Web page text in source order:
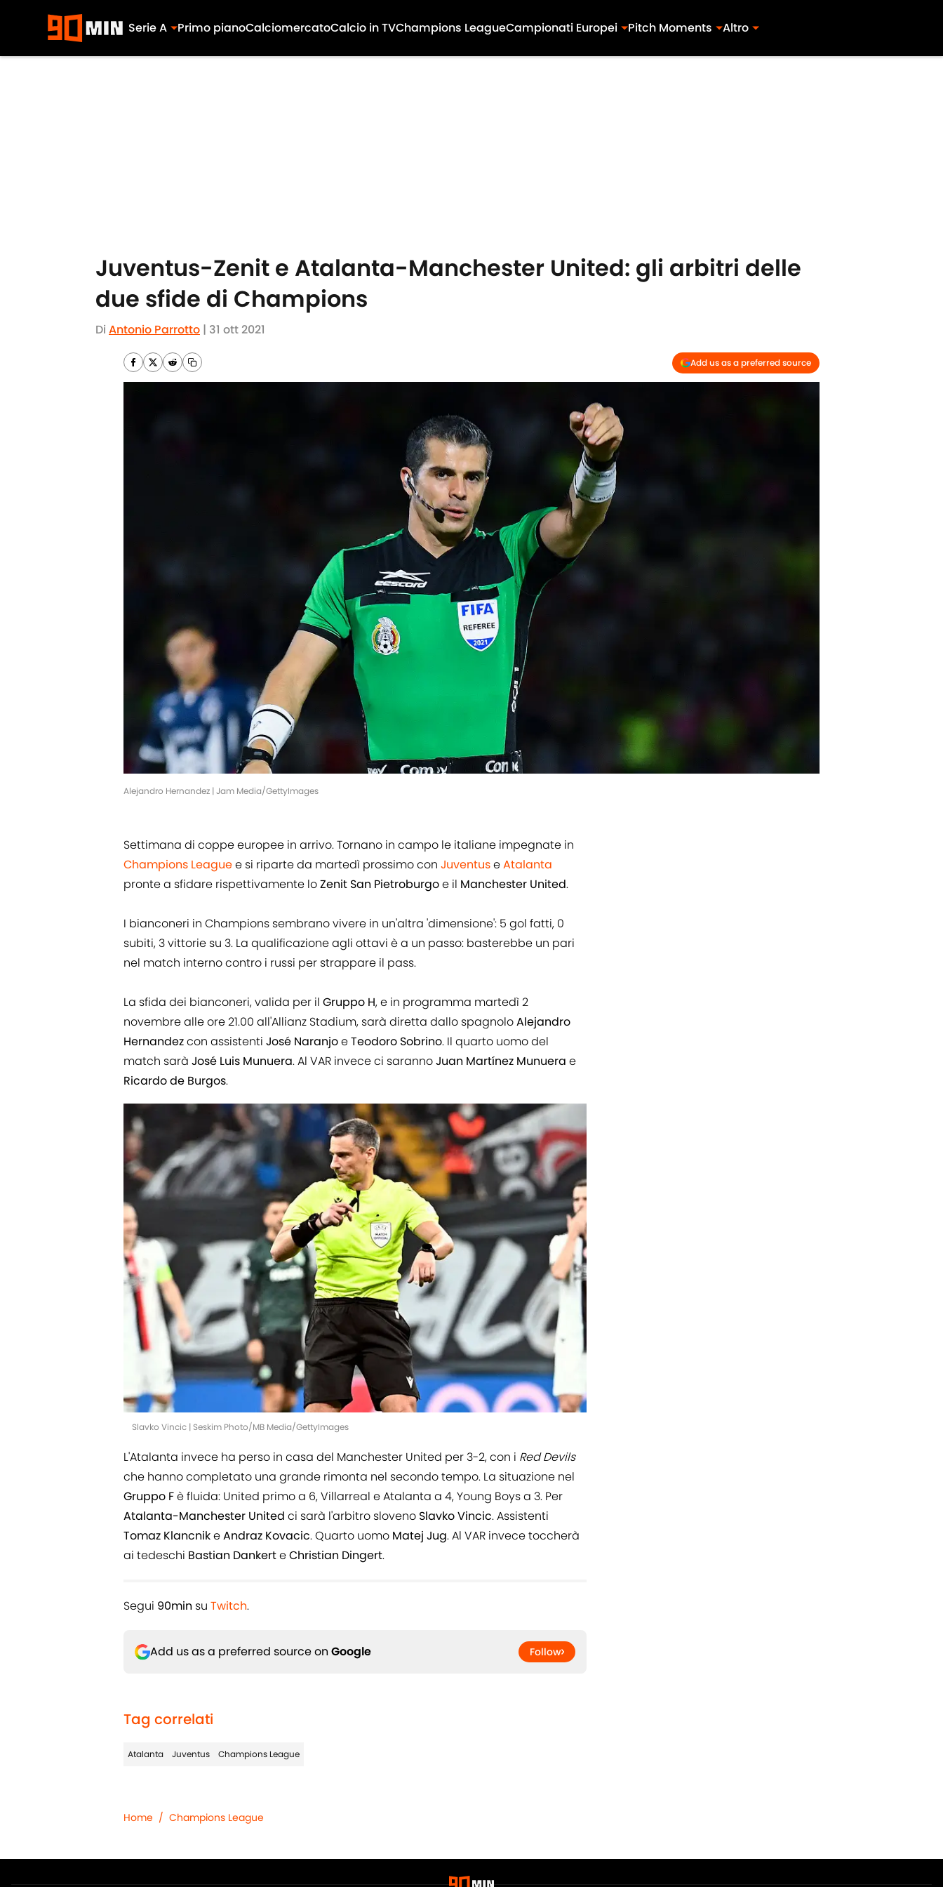
Serie A Primo pianoCalciomercatoCalcio in TVChampions LeagueCampionati Europei Pitch Moments Altro
Juventus-Zenit e Atalanta-Manchester United: gli arbitri delle
due sfide di Champions
Di Antonio Parrotto | 31 ott 2021
Add us as a preferred source
Alejandro Hernandez | Jam Media/GettyImages
Settimana di coppe europee in arrivo. Tornano in campo le italiane impegnate in
Champions Leaguee si riparte da martedì prossimo con JuventuseAtalanta
pronte a sfidare rispettivamente loZenit San Pietroburgoe il Manchester United.
I bianconeri in Champions sembrano vivere in un'altra 'dimensione': 5 gol fatti, 0
subiti, 3 vittorie su 3. La qualificazione agli ottavi è a un passo: basterebbe un pari
nel match interno contro i russi per strappare il pass.
La sfida dei bianconeri, valida per il Gruppo H, e in programma martedì 2
novembre alle ore 21.00 all'Allianz Stadium, sarà diretta dallo spagnoloAlejandro
Hernandezcon assistenti José NaranjoeTeodoro Sobrino. Il quarto uomo del
match sarà José Luis Munuera. Al VAR invece ci sarannoJuan Martínez Munuera e
Ricardo de Burgos.
Slavko Vincic | Seskim Photo/MB Media/GettyImages
L'Atalanta invece ha perso in casa del Manchester United per 3-2, con i Red Devils
che hanno completato una grande rimonta nel secondo tempo. La situazione nel
Gruppo Fè fluida: United primo a 6, Villarreal e Atalanta a 4, Young Boys a 3. Per
Atalanta-Manchester United ci sarà l'arbitro sloveno Slavko Vincic. Assistenti
Tomaz KlancnikeAndraz Kovacic. Quarto uomo Matej Jug. Al VAR invece toccherà
ai tedeschi Bastian DankerteChristian Dingert.
Segui 90min su Twitch.
Add us as a preferred source on Google Follow
Tag correlati
Atalanta Juventus Champions League
Home / Champions League